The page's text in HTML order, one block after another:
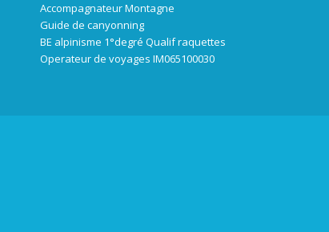
Accompagnateur Montagne
Guide de canyonning
BE alpinisme 1°degré Qualif raquettes
Operateur de voyages IM065100030